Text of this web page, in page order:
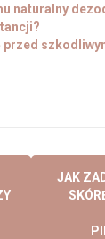
naturalny
JAK